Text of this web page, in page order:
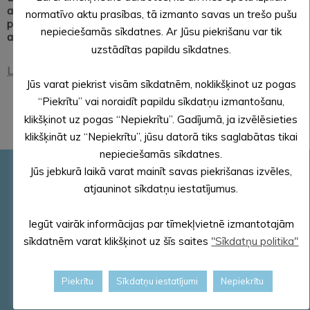
ar Alūksnes novada Mālupes, Pededzes un Jaunalūksnes
pagastiem, Balvu novada Vīksnas un Žīguru pagastiem, kā
arī Krievijas Federāciju.
Liepnas pagasts
Pašvaldības rekvizīti
normatīvo aktu prasības, tā izmanto savas un trešo pušu
nepieciešamās sīkdatnes. Ar Jūsu piekrišanu var tik
uzstādītas papildu sīkdatnes.
Jūs varat piekrist visām sīkdatnēm, noklikšķinot uz pogas
“Piekrītu” vai noraidīt papildu sīkdatņu izmantošanu,
klikšķinot uz pogas “Nepiekrītu”. Gadījumā, ja izvēlēsieties
klikšķināt uz “Nepiekrītu”, jūsu datorā tiks saglabātas tikai
nepieciešamās sīkdatnes.
Jūs jebkurā laikā varat mainīt savas piekrišanas izvēles,
atjauninot sīkdatņu iestatījumus.
Iegūt vairāk informācijas par tīmekļvietnē izmantotajām
sīkdatnēm varat klikšķinot uz šīs saites "Sīkdatņu politika"
Piekrītu Sīkdatņu iestatījumi Nepiekrītu